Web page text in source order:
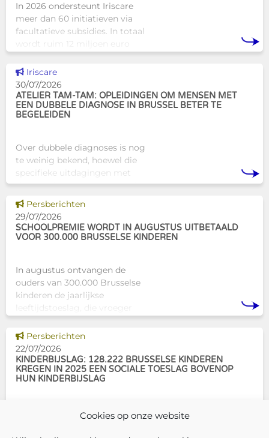
Cookies op onze website
In 2026 ondersteunt Iriscare
meer dan 60 initiatieven via
facultatieve subsidies. In totaal
wordt ruim 12 miljoen euro
Brusselse actoren die actief
zijn op het vlak van gezondhe
Dit nieuws tonen
Iriscare
30/07/2026
ATELIER TAM-TAM: OPLEIDINGEN OM MENSEN MET
EEN DUBBELE DIAGNOSE IN BRUSSEL BETER TE
BEGELEIDEN
Over dubbele diagnoses is nog
te weinig bekend, hoewel die
specifieke uitdagingen met
zich meebrengen voor zowel
professionals als naasten. In
Brussel biedt Atelier Tam-Tam
een concrete oplossing in
Dit nieuws tonen
Persberichten
29/07/2026
SCHOOLPREMIE WORDT IN AUGUSTUS UITBETAALD
VOOR 300.000 BRUSSELSE KINDEREN
In augustus ontvangen de
ouders van 300.000 Brusselse
kinderen de jaarlijkse
leeftijdstoeslag, die vroeger
schoolpremie. Deze financiële
ondersteuning helpt gezinnen
om de kosten
Dit nieuws tonen
Persberichten
22/07/2026
KINDERBIJSLAG: 128.222 BRUSSELSE KINDEREN
KREGEN IN 2025 EEN SOCIALE TOESLAG BOVENOP
HUN KINDERBIJSLAG
In december 2025 hadden
304.966 Brusselse kinderen